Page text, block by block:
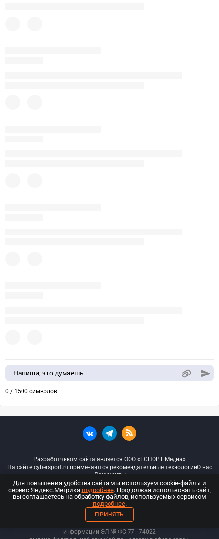
Напиши, что думаешь
0 / 1500 символов
Разработчиком сайта является ООО «ЕСПОРТ Медиа»
На сайте cybersport.ru применяются рекомендательные технологииО нас
Документы
© ООО «Киберспорт.ру» — Все права защищены
18+
ООО «Киберспорт.ру». Свидетельство о регистрации средств массовой
информации ЭЛ № ФС 77 - 74022
Для повышения удобства сайта мы используем cookie-файлы и
сервис Яндекс.Метрика подробнее. Продолжая использовать сайт,
вы соглашаетесь на обработку файлов, используемых сервисом
подробнее.
ПРИНЯТЬ